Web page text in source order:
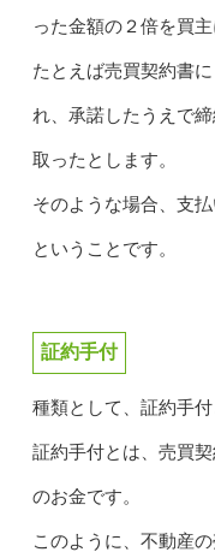
った金額の２倍を買
たとえば売買契約書
れ、承諾したうえで
取ったとします。
そのような場合、支
ということです。
証約手付
種類として、証約手
証約手付とは、売買
のお金です。
このように、不動産